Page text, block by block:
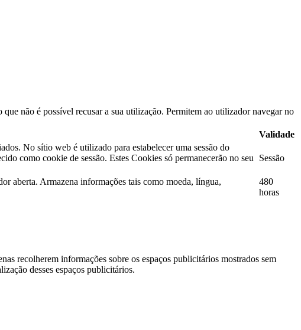
não é possível recusar a sua utilização. Permitem ao utilizador navegar no
Validade
No sítio web é utilizado para estabelecer uma sessão do
como cookie de sessão. Estes Cookies só permanecerão no seu
Sessão
aberta. Armazena informações tais como moeda, língua,
480
horas
recolherem informações sobre os espaços publicitários mostrados sem
desses espaços publicitários.